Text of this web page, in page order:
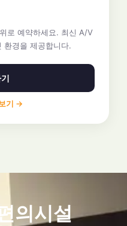
로 예약하세요. 최신 A/V
환경을 제공합니다.
기 →
의시설